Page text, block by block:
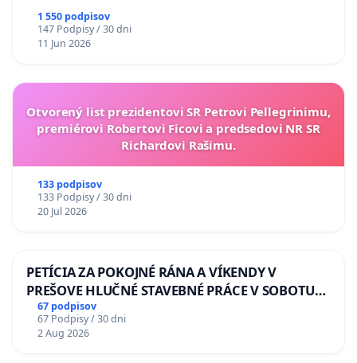
1 550 podpisov
147 Podpisy / 30 dni
11 Jun 2026
Otvorený list prezidentovi SR Petrovi Pellegrinimu,
premiérovi Robertovi Ficovi a predsedovi NR SR
Richardovi Rašimu.
133 podpisov
133 Podpisy / 30 dni
20 Jul 2026
PETÍCIA ZA POKOJNÉ RÁNA A VÍKENDY V
PREŠOVE HLUČNÉ STAVEBNÉ PRÁCE V SOBOTU
LEN OD 9.00 DO 13.00 HOD., CEZ PRACOVNÝ
TÝŽDEŇ CIEĽ 8.00 – 18.00 HOD. A PRAVIDELNÁ
KONTROLA STAVBY C-AREA NA
67 podpisov
67 Podpisy / 30 dni
2 Aug 2026